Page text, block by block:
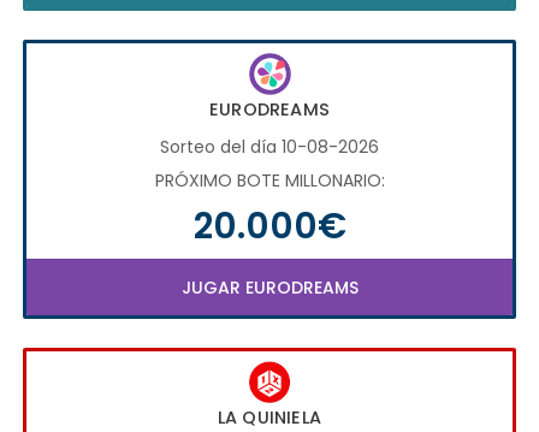
EURODREAMS
Sorteo del día 10-08-2026
PRÓXIMO BOTE MILLONARIO:
20.000€
JUGAR EURODREAMS
LA QUINIELA